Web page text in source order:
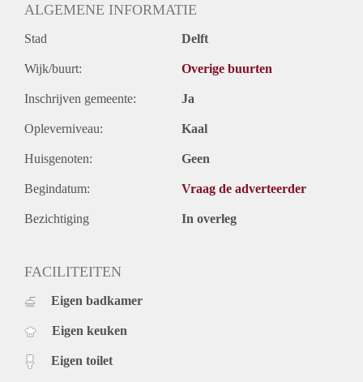
ALGEMENE INFORMATIE
Stad Delft
Wijk/buurt: Overige buurten
Inschrijven gemeente: Ja
Opleverniveau: Kaal
Huisgenoten: Geen
Begindatum: Vraag de adverteerder
Bezichtiging In overleg
FACILITEITEN
Eigen badkamer
Eigen keuken
Eigen toilet